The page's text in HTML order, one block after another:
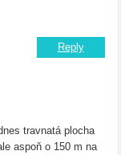
Reply
travnatá plocha
aspoň o 150 m na